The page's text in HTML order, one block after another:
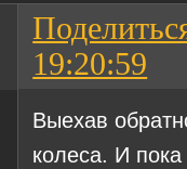
19:20:59
Выехав
колеса. И